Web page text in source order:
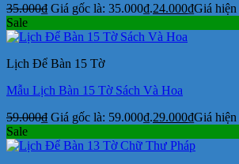
35.000₫ Giá gốc là: 35.000₫.24.000₫Giá hiện
Sale
Lịch Để Bàn 15 Tờ
Mẫu Lịch Bàn 15 Tờ Sách Và Hoa
59.000₫ Giá gốc là: 59.000₫.29.000₫Giá hiện
Sale